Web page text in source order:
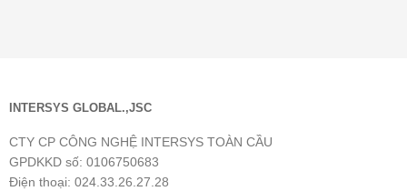
INTERSYS GLOBAL.,JSC
CTY CP CÔNG NGHỆ INTERSYS TOÀN CẦU
GPDKKD số: 0106750683
Điện thoại: 024.33.26.27.28